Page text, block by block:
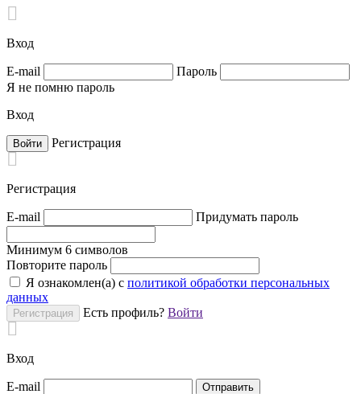

Вход
E-mail
Пароль
Я не помню пароль
Вход
Регистрация

Регистрация
E-mail Придумать пароль
Минимум 6 символов
Повторите пароль
Я ознакомлен(а) с политикой обработки персональных
данных
Есть профиль? Войти

Вход
E-mail